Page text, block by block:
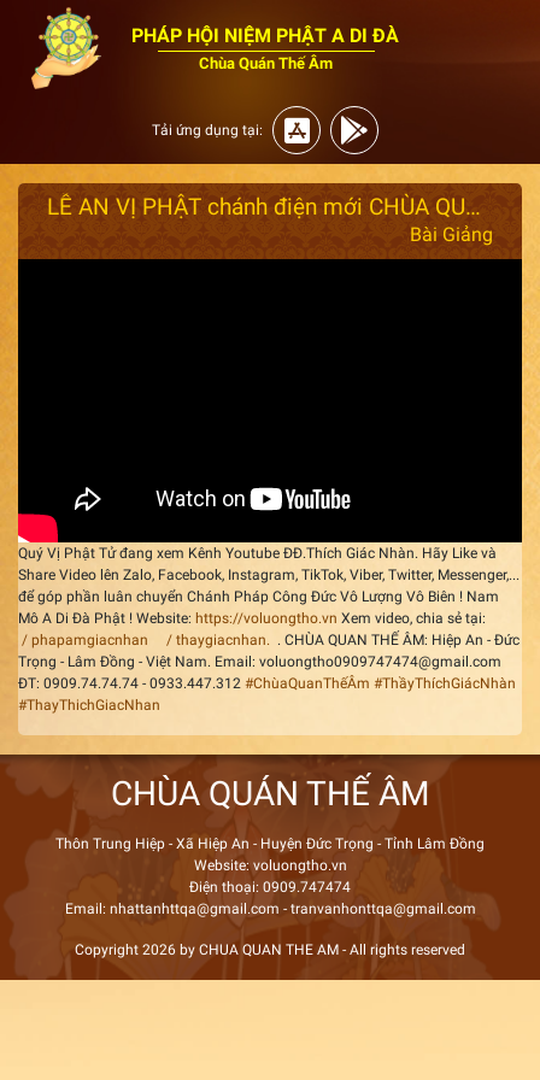
PHÁP HỘI NIỆM PHẬT A DI ĐÀ
Chùa Quán Thế Âm
Tải ứng dụng tại:
LỄ AN VỊ PHẬT chánh điện mới CHÙA QUÁN THẾ ÂM
Bài Giảng
Quý Vị Phật Tử đang xem Kênh Youtube ĐĐ.Thích Giác Nhàn. Hãy Like và
Share Video lên Zalo, Facebook, Instagram, TikTok, Viber, Twitter, Messenger,...
để góp phần luân chuyển Chánh Pháp Công Đức Vô Lượng Vô Biên ! Nam
Mô A Di Đà Phật ! Website: https://voluongtho.vn Xem video, chia sẻ tại:
/ phapamgiacnhan
/ thaygiacnhan. . CHÙA QUAN THẾ ÂM: Hiệp An - Đức
Trọng - Lâm Đồng - Việt Nam. Email: voluongtho0909747474@gmail.com
ĐT: 0909.74.74.74 - 0933.447.312 #ChùaQuanThếÂm #ThầyThíchGiácNhàn
#ThayThichGiacNhan
CHÙA QUÁN THẾ ÂM
Thôn Trung Hiệp - Xã Hiệp An - Huyện Đức Trọng - Tỉnh Lâm Đồng
Website: voluongtho.vn
Điện thoại: 0909.747474
Email: nhattanhttqa@gmail.com - tranvanhonttqa@gmail.com
Copyright 2026 by CHUA QUAN THE AM - All rights reserved